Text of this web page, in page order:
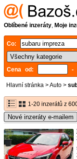
Oblíbené inzeráty, Moje
Co:
Cena od:
-
Hlavní stránka >Auto >
1-20 inzerátů z
Nové inzeráty e-mailem